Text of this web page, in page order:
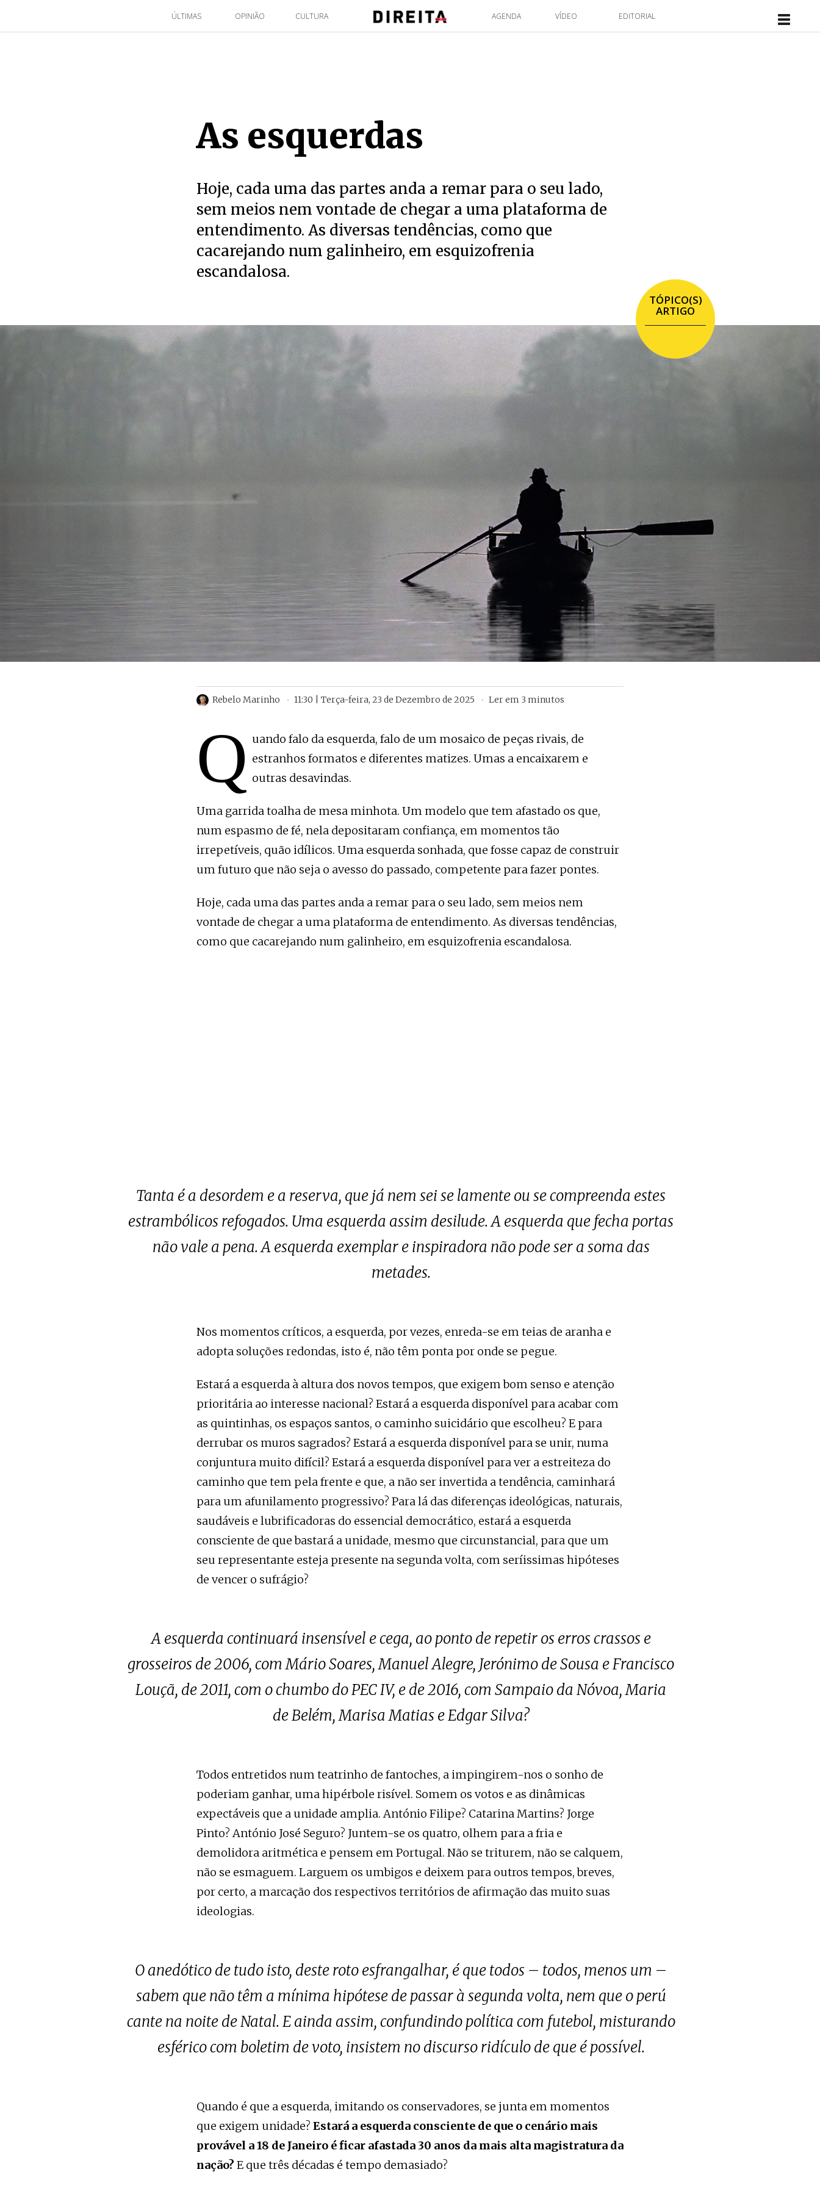
ÚLTIMAS OPINIÃO CULTURA AGENDA VÍDEO EDITORIAL
As esquerdas
Hoje, cada uma das partes anda a remar para o seu lado,
sem meios nem vontade de chegar a uma plataforma de
entendimento. As diversas tendências, como que
cacarejando num galinheiro, em esquizofrenia
escandalosa.
TÓPICO(S)
ARTIGO
Rebelo Marinho 11:30 | Terça-feira, 23 de Dezembro de 2025 Ler em 3 minutos
Q uando falo da esquerda, falo de um mosaico de peças rivais, de
estranhos formatos e diferentes matizes. Umas a encaixarem e
outras desavindas.
Uma garrida toalha de mesa minhota. Um modelo que tem afastado os que,
num espasmo de fé, nela depositaram confiança, em momentos tão
irrepetíveis, quão idílicos. Uma esquerda sonhada, que fosse capaz de construir
um futuro que não seja o avesso do passado, competente para fazer pontes.
Hoje, cada uma das partes anda a remar para o seu lado, sem meios nem
vontade de chegar a uma plataforma de entendimento. As diversas tendências,
como que cacarejando num galinheiro, em esquizofrenia escandalosa.
Tanta é a desordem e a reserva, que já nem sei se lamente ou se compreenda estes
estrambólicos refogados. Uma esquerda assim desilude. A esquerda que fecha portas
não vale a pena. A esquerda exemplar e inspiradora não pode ser a soma das
metades.
Nos momentos críticos, a esquerda, por vezes, enreda-se em teias de aranha e
adopta soluções redondas, isto é, não têm ponta por onde se pegue.
Estará a esquerda à altura dos novos tempos, que exigem bom senso e atenção
prioritária ao interesse nacional? Estará a esquerda disponível para acabar com
as quintinhas, os espaços santos, o caminho suicidário que escolheu? E para
derrubar os muros sagrados? Estará a esquerda disponível para se unir, numa
conjuntura muito difícil? Estará a esquerda disponível para ver a estreiteza do
caminho que tem pela frente e que, a não ser invertida a tendência, caminhará
para um afunilamento progressivo? Para lá das diferenças ideológicas, naturais,
saudáveis e lubrificadoras do essencial democrático, estará a esquerda
consciente de que bastará a unidade, mesmo que circunstancial, para que um
seu representante esteja presente na segunda volta, com seríissimas hipóteses
de vencer o sufrágio?
A esquerda continuará insensível e cega, ao ponto de repetir os erros crassos e
grosseiros de 2006, com Mário Soares, Manuel Alegre, Jerónimo de Sousa e Francisco
Louçã, de 2011, com o chumbo do PEC IV, e de 2016, com Sampaio da Nóvoa, Maria
de Belém, Marisa Matias e Edgar Silva?
Todos entretidos num teatrinho de fantoches, a impingirem-nos o sonho de
poderiam ganhar, uma hipérbole risível. Somem os votos e as dinâmicas
expectáveis que a unidade amplia. António Filipe? Catarina Martins? Jorge
Pinto? António José Seguro? Juntem-se os quatro, olhem para a fria e
demolidora aritmética e pensem em Portugal. Não se triturem, não se calquem,
não se esmaguem. Larguem os umbigos e deixem para outros tempos, breves,
por certo, a marcação dos respectivos territórios de afirmação das muito suas
ideologias.
O anedótico de tudo isto, deste roto esfrangalhar, é que todos – todos, menos um –
sabem que não têm a mínima hipótese de passar à segunda volta, nem que o perú
cante na noite de Natal. E ainda assim, confundindo política com futebol, misturando
esférico com boletim de voto, insistem no discurso ridículo de que é possível.
Quando é que a esquerda, imitando os conservadores, se junta em momentos
que exigem unidade? Estará a esquerda consciente de que o cenário mais
provável a 18 de Janeiro é ficar afastada 30 anos da mais alta magistratura da
nação? E que três décadas é tempo demasiado?